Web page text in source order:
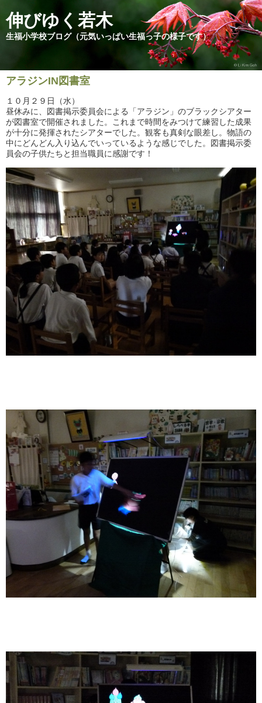
伸びゆく若木
生福小学校ブログ（元気いっぱい生福っ子の様子です）
アラジンIN図書室
１０月２９日（水）
昼休みに、図書掲示委員会による「アラジン」のブラックシアター
が図書室で開催されました。これまで時間をみつけて練習した成果
が十分に発揮されたシアターでした。観客も真剣な眼差し。物語の
中にどんどん入り込んでいっているような感じでした。図書掲示委
員会の子供たちと担当職員に感謝です！